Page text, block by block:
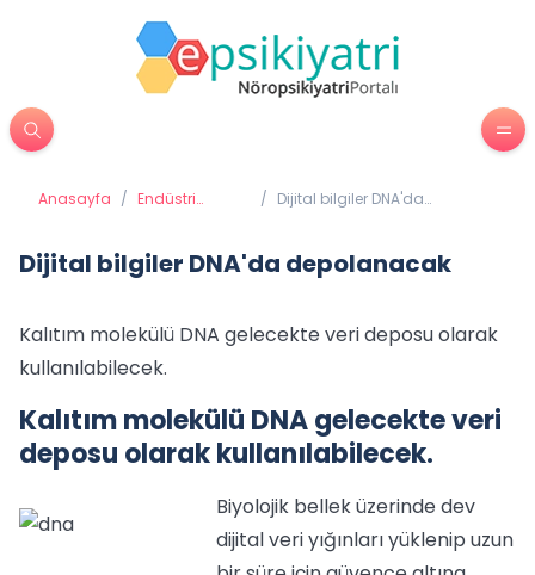
Anasayfa / Endüstri
/ Dijital bilgiler DNA'da
Dijital bilgiler DNA'da depolanacak
Kalıtım molekülü DNA gelecekte veri deposu olarak
kullanılabilecek.
Kalıtım molekülü DNA gelecekte veri
deposu olarak kullanılabilecek.
Biyolojik bellek üzerinde dev
dijital veri yığınları yüklenip uzun